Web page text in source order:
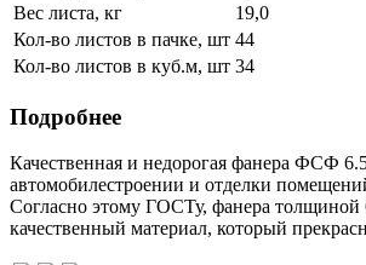
Вес листа, кг
19,0
Кол-во листов в пачке, шт 44
Кол-во листов в куб.м, шт 34
Подробнее
Качественная и недорогая фанера ФСФ
автомобилестроении и отделки
Согласно этому ГОСТу, фанера толщиной
качественный материал, который